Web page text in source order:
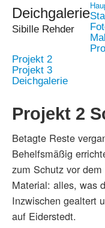
Deichgalerie
Sibille Rehder
Projekt 2
Projekt 3
Deichgalerie
Projekt 2
Betagte Reste
Behelfsmäßig
zum Schutz vor
Material: alles, was
Inzwischen gealtert
auf Eiderstedt.